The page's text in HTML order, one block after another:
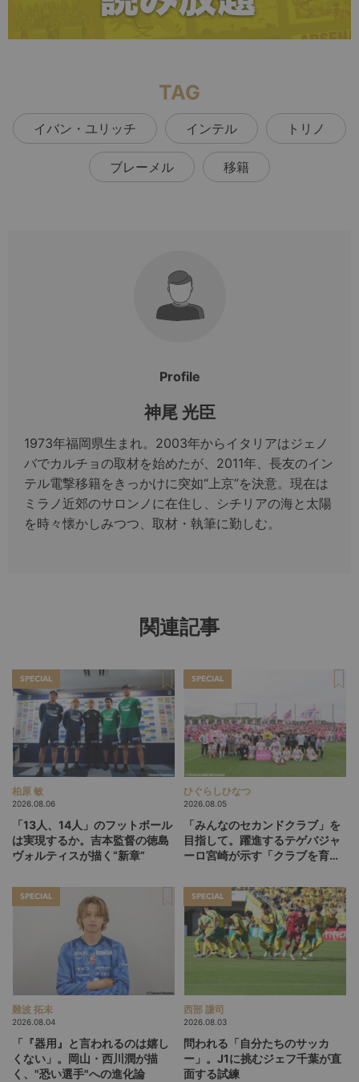
TAG
イバン・ユリッチ インテル トリノ
ブレーメル 移籍
Profile
神尾 光臣
1973年福岡県生まれ。2003年からイタリアはジェノ
バでカルチョの取材を始めたが、2011年、長友のイン
テル電撃移籍をきっかけに突如“上京”を決意。現在は
ミラノ近郊のサロンノに在住し、シチリアの海と太陽
を時々懐かしみつつ、取材・執筆に勤しむ。
関連記事
SPECIAL
柏原 敏
2026.08.06
「13人、14人」のフットボール
は実現するか。吉本監督の徳島
ヴォルティスが描く“新章”
SPECIAL
ひぐらしひなつ
2026.08.05
「みんなのセカンドクラブ」を
目指して。躍進するテゲバジャ
ーロ宮崎が示す「クラブを育て
SPECIAL
難波 拓未
2026.08.04
「『器用』と言われるのは嬉し
くない」。岡山・西川潤が描
く、"恐い選手"への進化論
SPECIAL
西部 謙司
2026.08.03
問われる「自分たちのサッカ
ー」。J1に挑むジェフ千葉が直
面する試練